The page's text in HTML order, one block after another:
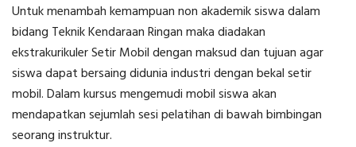
Untuk menambah kemampuan non akademik siswa dalam
bidang Teknik Kendaraan Ringan maka diadakan
ekstrakurikuler Setir Mobil dengan maksud dan tujuan agar
siswa dapat bersaing didunia industri dengan bekal setir
mobil. Dalam kursus mengemudi mobil siswa akan
mendapatkan sejumlah sesi pelatihan di bawah bimbingan
seorang instruktur.